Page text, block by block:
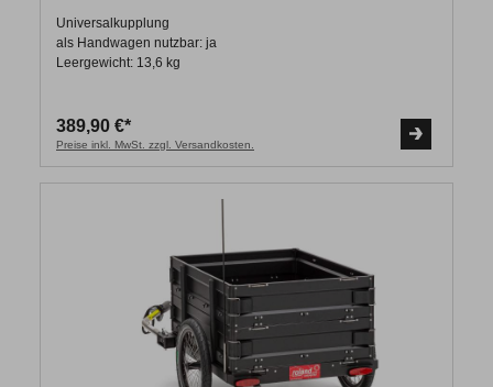
Universalkupplung
als Handwagen nutzbar: ja
Leergewicht: 13,6 kg
389,90 €*
Preise inkl. MwSt. zzgl. Versandkosten.